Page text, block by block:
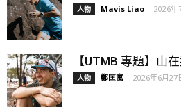
人物 Mavis Liao - 2026年
【UTMB 專題】山
人物 鄭匡寓 - 2026年6月27